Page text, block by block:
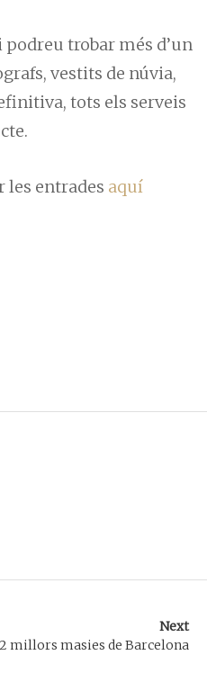
trobar més d’un
vestits de núvia,
tots els serveis
les entrades aquí
Next
millors masies de Barcelona